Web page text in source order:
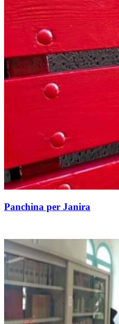
Panchina per Janira